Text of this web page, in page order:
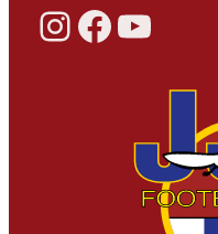
Instagram Facebook YouTube